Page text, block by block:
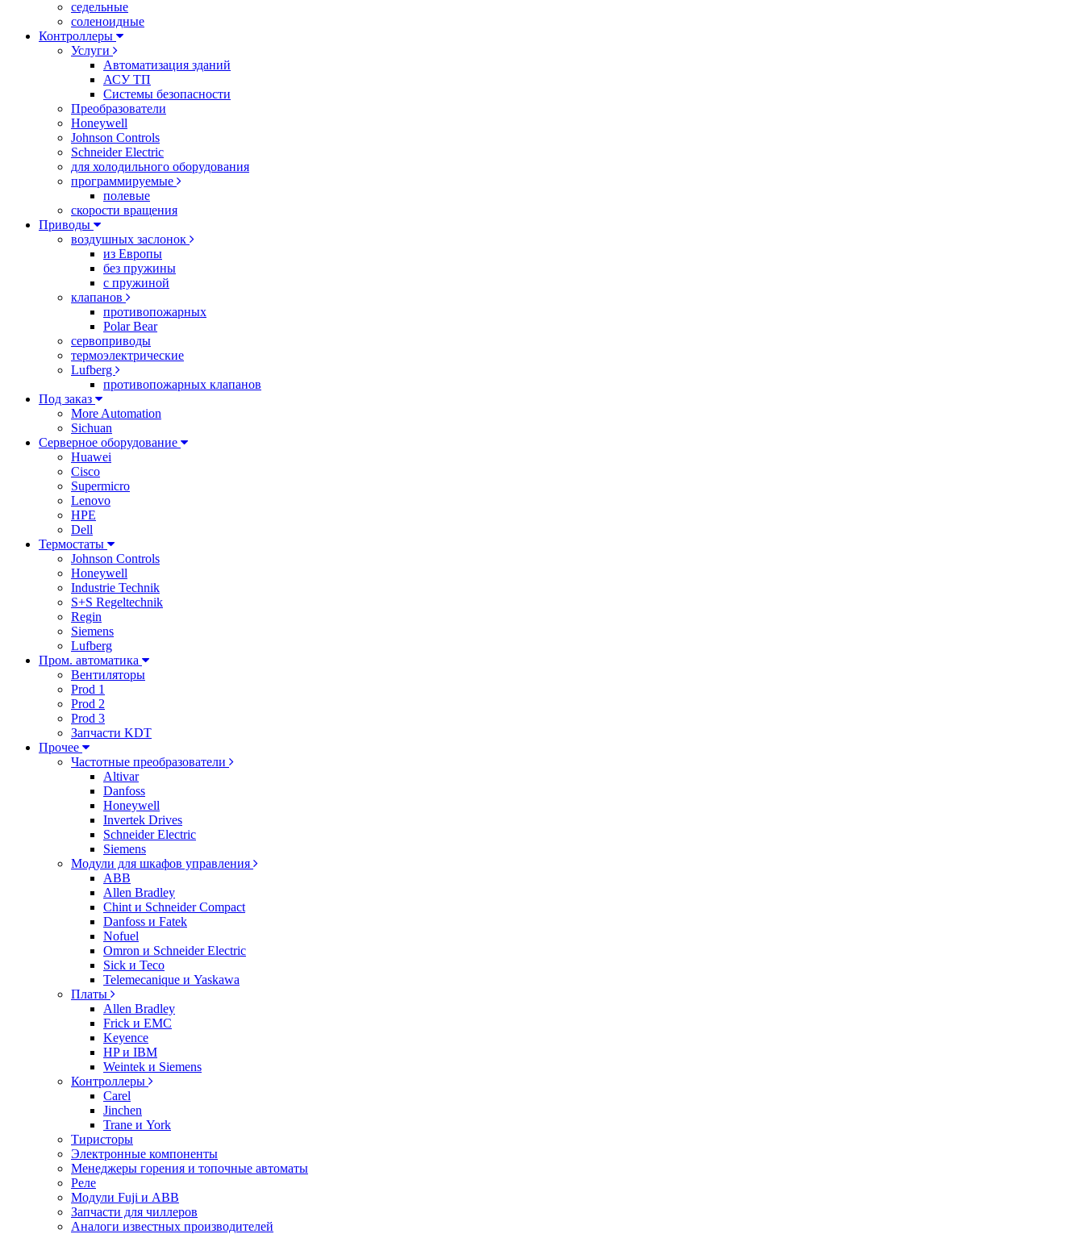
седельные
соленоидные
Контроллеры
Услуги
Автоматизация зданий
АСУ ТП
Системы безопасности
Преобразователи
Honeywell
Johnson Controls
Schneider Electric
для холодильного оборудования
программируемые
полевые
скорости вращения
Приводы
воздушных заслонок
из Европы
без пружины
с пружиной
клапанов
противопожарных
Polar Bear
сервоприводы
термоэлектрические
Lufberg
противопожарных клапанов
Под заказ
More Automation
Sichuan
Серверное оборудование
Huawei
Cisco
Supermicro
Lenovo
HPE
Dell
Термостаты
Johnson Controls
Honeywell
Industrie Technik
S+S Regeltechnik
Regin
Siemens
Lufberg
Пром. автоматика
Вентиляторы
Prod 1
Prod 2
Prod 3
Запчасти KDT
Прочее
Частотные преобразователи
Altivar
Danfoss
Honeywell
Invertek Drives
Schneider Electric
Siemens
Модули для шкафов управления
ABB
Allen Bradley
Chint и Schneider Compact
Danfoss и Fatek
Nofuel
Omron и Schneider Electric
Sick и Teco
Telemecanique и Yaskawa
Платы
Allen Bradley
Frick и EMC
Keyence
HP и IBM
Weintek и Siemens
Контроллеры
Carel
Jinchen
Trane и York
Тиристоры
Электронные компоненты
Менеджеры горения и топочные автоматы
Реле
Модули Fuji и ABB
Запчасти для чиллеров
Аналоги известных производителей